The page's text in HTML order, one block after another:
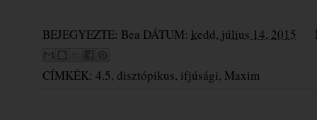
BEJEGYEZTE: Bea DÁTUM: kedd, július 14, 2015
CÍMKÉK: 4.5, disztópikus, ifjúsági, Maxim